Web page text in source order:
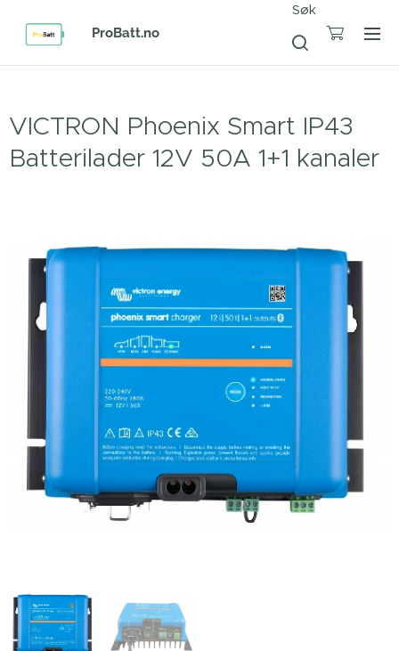
ProBatt.no
Søk
VICTRON Phoenix Smart IP43
Batterilader 12V 50A 1+1 kanaler